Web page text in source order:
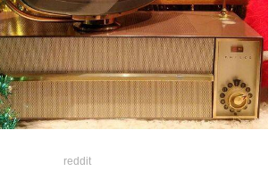
reddit